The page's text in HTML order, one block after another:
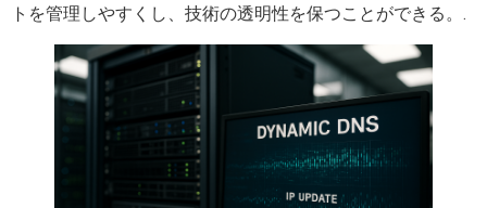
トを管理しやすくし、技術の透明性を保つことができる。.